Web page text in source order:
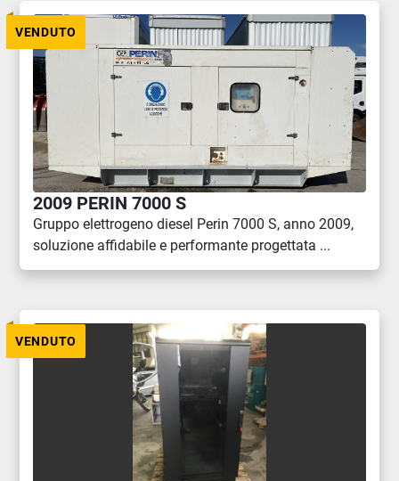
VENDUTO
2009 PERIN 7000 S
Gruppo elettrogeno diesel Perin 7000 S, anno 2009,
soluzione affidabile e performante progettata ...
VENDUTO